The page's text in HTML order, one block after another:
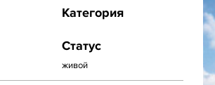
Категория
Статус
живой